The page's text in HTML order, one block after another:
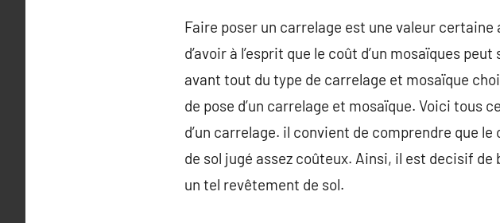
Faire poser un carrelage est une valeur
d’avoir à l’esprit que le coût d’un mosaïques
avant tout du type de carrelage et mosaïque
de pose d’un carrelage et mosaïque. Voici tous
d’un carrelage. il convient de comprendre que
de sol jugé assez coûteux. Ainsi, il est decisif
un tel revêtement de sol.